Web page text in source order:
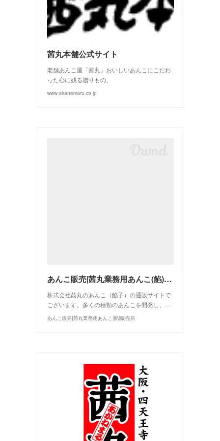
3)
2)
茜丸本舗公式サイト
老舗あんこ屋「茜丸」おいしいあんこにこだわ
った心に残る贈りもの。
www.akanemaru.co.jp
あんこ販売|茜丸業務用あんこ(餡)販売店
株式会社茜丸のあんこ（餡子）の通販サイトで
ございます。多くの種類のあんこを開発し、…
あんこ販売|茜丸業務用あんこ(餡)販売店